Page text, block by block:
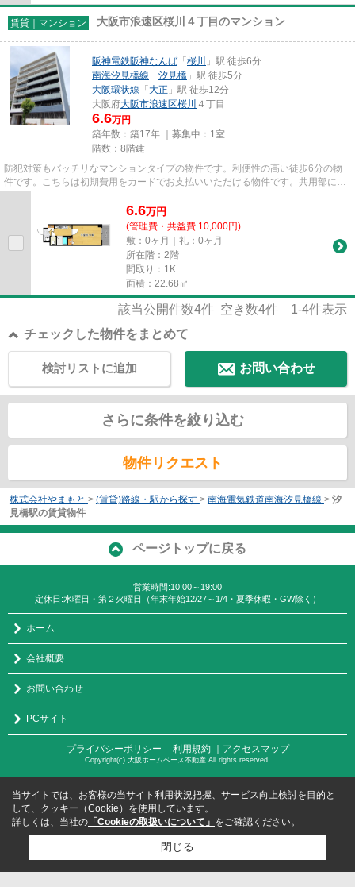
賃貸｜マンション 大阪市浪速区桜川４丁目のマンション
阪神電鉄阪神なんば 「 桜川
」駅 徒歩6分
南海汐見橋線 「 汐見橋 」駅 徒歩5分
大阪環状線 「 大正 」駅 徒歩12分
大阪府大阪市浪速区桜川 ４丁目
6.6万円
築年数：築17年 ｜募集中： 1室
階数：8階建
防犯対策もバッチリなマンションタイプの物件です。利便性の高い徒歩6分の物
件です。こちらは初期費用をカードでお支払いいただける物件です。共用部には
6.6万円
(管理費・共益費 10,000円)
敷：0ヶ月｜礼：0ヶ月
所在階：2階
間取り：1K
面積：22.68㎡
該当公開件数4件 空き数4件 1-4件表示
チェックした物件をまとめて
お問い合わせ
検討リストに追加
さらに条件を絞り込む
物件リクエスト
株式会社やまもと > (賃貸)路線・駅から探す > 南海電気鉄道南海汐見橋線 > 汐
見橋駅の賃貸物件
ページトップに戻る
営業時間:10:00～19:00
定休日:水曜日・第２火曜日（年末年始12/27～1/4・夏季休暇・GW除く）
ホーム
会社概要
お問い合わせ
PCサイト
プライバシーポリシー ｜ 利用規約 ｜アクセスマップ
Copyright(c) 大阪ホームベース不動産 All rights reserved.
当サイトでは、お客様の当サイト利用状況把握、サービス向上検討を目的と
して、クッキー（Cookie）を使用しています。
詳しくは、当社の 「Cookieの取扱いについて」 をご確認ください。
閉じる